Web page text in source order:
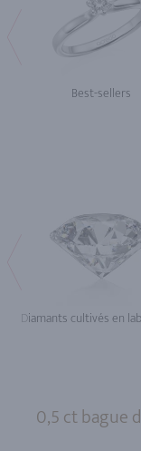
Best-sellers
Diamants cultivés en
0,5 ct bague